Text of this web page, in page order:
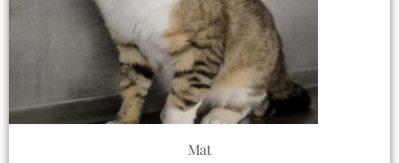
Mat